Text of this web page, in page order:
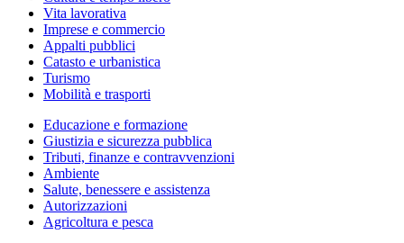
Vita lavorativa
Imprese e commercio
Appalti pubblici
Catasto e urbanistica
Turismo
Mobilità e trasporti
Educazione e formazione
Giustizia e sicurezza pubblica
Tributi, finanze e contravvenzioni
Ambiente
Salute, benessere e assistenza
Autorizzazioni
Agricoltura e pesca